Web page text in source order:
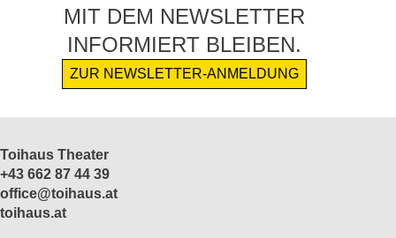
MIT DEM NEWSLETTER
INFORMIERT BLEIBEN.
ZUR NEWSLETTER-ANMELDUNG
Toihaus Theater
+43 662 87 44 39
office@toihaus.at
toihaus.at